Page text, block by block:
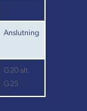
Anslutning
G20 alt.
G25